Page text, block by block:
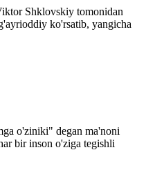
Shklovskiy tomonidan
ko'rsatib, yangicha
o'ziniki" degan ma'noni
bir inson o'ziga tegishli